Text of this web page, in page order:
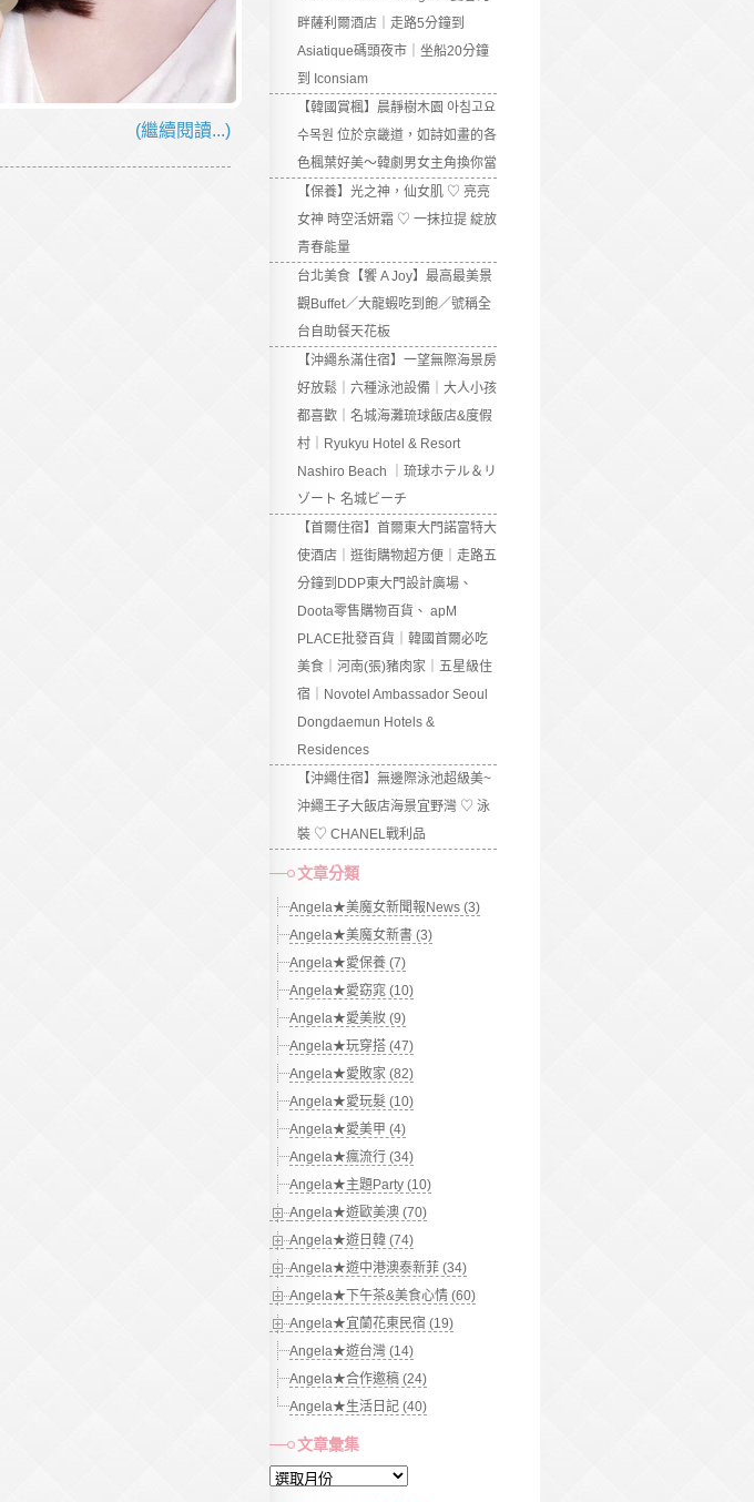
(繼續閱讀...)
畔薩利爾酒店｜走路5分鐘到
Asiatique碼頭夜市｜坐船20分鐘
到 Iconsiam
【韓國賞楓】晨靜樹木園 아침고요
수목원 位於京畿道，如詩如畫的各
色楓葉好美～韓劇男女主角換你當
【保養】光之神，仙女肌 ♡ 亮亮
女神 時空活妍霜 ♡ 一抹拉提 綻放
青春能量
台北美食【饗 A Joy】最高最美景
觀Buffet／大龍蝦吃到飽／號稱全
台自助餐天花板
【沖繩糸滿住宿】一望無際海景房
好放鬆｜六種泳池設備｜大人小孩
都喜歡｜名城海灘琉球飯店&度假
村｜Ryukyu Hotel & Resort
Nashiro Beach ｜琉球ホテル＆リ
ゾート 名城ビーチ
【首爾住宿】首爾東大門諾富特大
使酒店｜逛街購物超方便｜走路五
分鐘到DDP東大門設計廣場、
Doota零售購物百貨、 apM
PLACE批發百貨｜韓國首爾必吃
美食｜河南(張)豬肉家｜五星級住
宿｜Novotel Ambassador Seoul
Dongdaemun Hotels &
Residences
【沖繩住宿】無邊際泳池超級美~
沖繩王子大飯店海景宜野灣 ♡ 泳
裝 ♡ CHANEL戰利品
文章分類
Angela★美魔女新聞報News (3)
Angela★美魔女新書 (3)
Angela★愛保養 (7)
Angela★愛窈窕 (10)
Angela★愛美妝 (9)
Angela★玩穿搭 (47)
Angela★愛敗家 (82)
Angela★愛玩髮 (10)
Angela★愛美甲 (4)
Angela★瘋流行 (34)
Angela★主題Party (10)
Angela★遊歐美澳 (70)
Angela★遊日韓 (74)
Angela★遊中港澳泰新菲 (34)
Angela★下午茶&美食心情 (60)
Angela★宜蘭花東民宿 (19)
Angela★遊台灣 (14)
Angela★合作邀稿 (24)
Angela★生活日記 (40)
文章彙集
文